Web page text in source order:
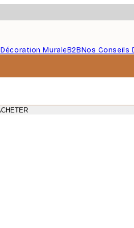
Décoration MuraleB2BNos Conseils
la chambre